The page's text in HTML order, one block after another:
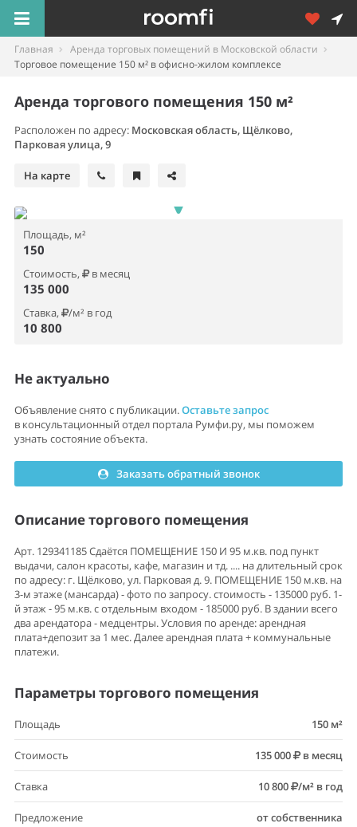
Главная
Аренда торговых помещений в Московской области
Торговое помещение 150 м² в офисно-жилом комплексе
Аренда торгового помещения 150 м²
Расположен по адресу: Московская область, Щёлково,
Парковая улица, 9
На карте
Площадь, м²
150
Стоимость, в месяц
135 000
Ставка, /м² в год
10 800
Не актуально
Объявление снято с публикации.Оставьте запрос
в консультационный отдел портала Румфи.ру, мы поможем
узнать состояние объекта.
Заказать обратный звонок
Описание торгового помещения
Арт. 129341185 Сдаётся ПОМЕЩЕНИЕ 150 И 95 м.кв. под пункт
выдачи, салон красоты, кафе, магазин и тд. .... на длительный срок
по адресу: г. Щёлково, ул. Парковая д. 9. ПОМЕЩЕНИЕ 150 м.кв. на
3-м этаже (мансарда) - фото по запросу. стоимость - 135000 руб. 1-
й этаж - 95 м.кв. с отдельным входом - 185000 руб. В здании всего
два арендатора - медцентры. Условия по аренде: арендная
плата+депозит за 1 мес. Далее арендная плата + коммунальные
платежи.
Параметры торгового помещения
Площадь 150 м²
Стоимость 135 000 в месяц
Ставка 10 800 /м² в год
Предложение от собственника